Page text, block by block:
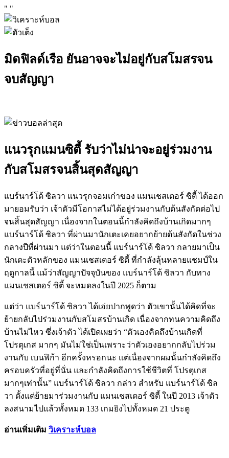
" "
มิดฟิลด์เรือ ยันอาจจะไม่อยู่กับสโมสรจน
จบสัญญา
แนวรุกแมนซิตี้ รับว่าไม่น่าจะอยู่ร่วมงาน
กับสโมสรจนสิ้นสุดสัญญา
แบร์นาร์โด้ ซิลวา แนวรุกจอมเก๋าของ แมนเชสเตอร์ ซิตี้ ได้ออก
มายอมรับว่า เจ้าตัวมีโอกาสไม่ได้อยู่ร่วมงานกับต้นสังกัดต่อไป
จนสิ้นสุดสัญญา เนื่องจากในตอนนี้กำลังคิดถึงบ้านเกิดมากๆ
แบร์นาร์โด้ ซิลวา ที่ผ่านมานักเตะเคยอยากย้ายต้นสังกัดในช่วง
กลางปีที่ผ่านมา แต่ว่าในตอนนี้ แบร์นาร์โด้ ซิลวา กลายมาเป็น
นักเตะตัวหลักของ แมนเชสเตอร์ ซิตี้ ที่กำลังลุ้นหลายแชมป์ใน
ฤดูกาลนี้ แม้ว่าสัญญาปัจจุบันของ แบร์นาร์โด้ ซิลวา กับทาง
แมนเชสเตอร์ ซิตี้ จะหมดลงในปี 2025 ก็ตาม
แต่ว่า แบร์นาร์โด้ ซิลวา ได้เอ่ยปากพูดว่า ตัวเขานั้นได้คิดที่จะ
ย้ายกลับไปร่วมงานกับสโมสรบ้านเกิด เนื่องจากทนความคิดถึง
บ้านไม่ไหว ซึ่งเจ้าตัว ได้เปิดเผยว่า “ตัวเองคิดถึงบ้านเกิดที่
โปรตุเกส มากๆ มันไม่ใช่เป็นเพราะว่าตัวเองอยากกลับไปร่วม
งานกับ เบนฟิก้า อีกครั้งหรอกนะ แต่เนื่องจากผมนั้นกำลังคิดถึง
ครอบครัวที่อยู่ที่นั่น และกำลังคิดถึงการใช้ชีวิตที่ โปรตุเกส
มากๆเท่านั้น” แบร์นาร์โด้ ซิลวา กล่าว สำหรับ แบร์นาร์โด้ ซิล
วา ตั้งแต่ย้ายมาร่วมงานกับ แมนเชสเตอร์ ซิตี้ ในปี 2013 เจ้าตัว
ลงสนามไปแล้วทั้งหมด 133 เกมยิงไปทั้งหมด 21 ประตู
อ่านเพิ่มเติม วิเคราะห์บอล